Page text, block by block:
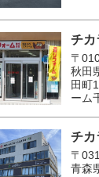
チカ
〒
秋田
田町
ーム
チカ
〒
青森